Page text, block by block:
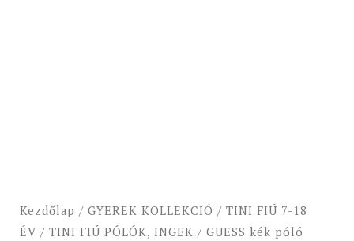
Kezdőlap / GYEREK KOLLEKCIÓ / TINI FIÚ 7-18
ÉV / TINI FIÚ PÓLÓK, INGEK / GUESS kék póló